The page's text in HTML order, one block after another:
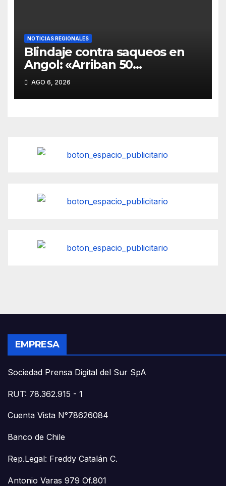
NOTICIAS REGIONALES
Blindaje contra saqueos en
Angol: «Arriban 50
Carabineros de refuerzo para
proteger las casas inundadas
por el desborde del río»
AGO 6, 2026
EMPRESA
Sociedad Prensa Digital del Sur SpA
RUT: 78.362.915 - 1
Cuenta Vista N°78626084
Banco de Chile
Rep.Legal: Freddy Catalán C.
Antonio Varas 979 Of.801